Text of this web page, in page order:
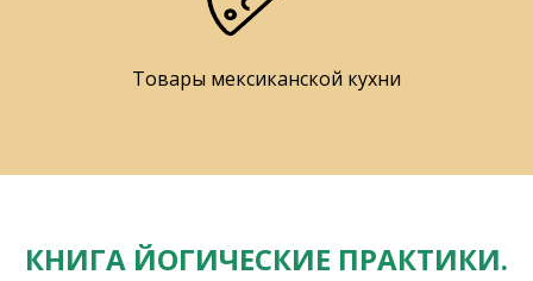
Товары мексиканской кухни
КНИГА ЙОГИЧЕСКИЕ ПРАКТИКИ.